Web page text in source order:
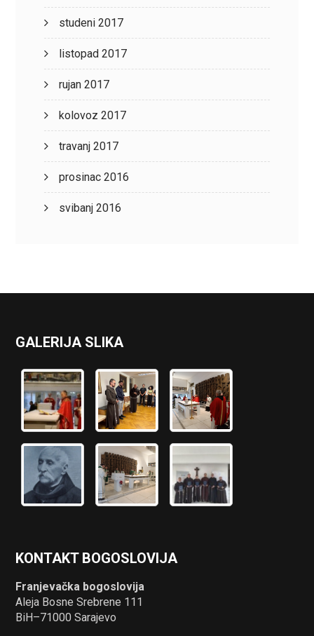
studeni 2017
listopad 2017
rujan 2017
kolovoz 2017
travanj 2017
prosinac 2016
svibanj 2016
GALERIJA SLIKA
KONTAKT BOGOSLOVIJA
Franjevačka bogoslovija
Aleja Bosne Srebrene 111
BiH–71000 Sarajevo